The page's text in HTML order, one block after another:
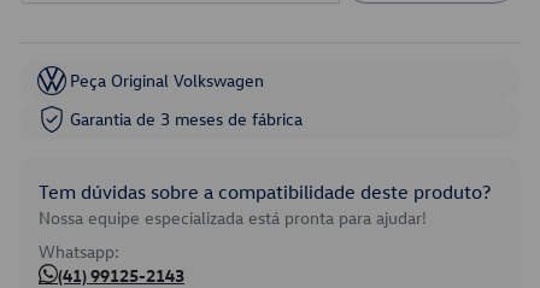
Peça Original Volkswagen
Garantia de 3 meses de fábrica
Tem dúvidas sobre a compatibilidade deste produto?
Nossa equipe especializada está pronta para ajudar!
Whatsapp:
(41) 99125-2143